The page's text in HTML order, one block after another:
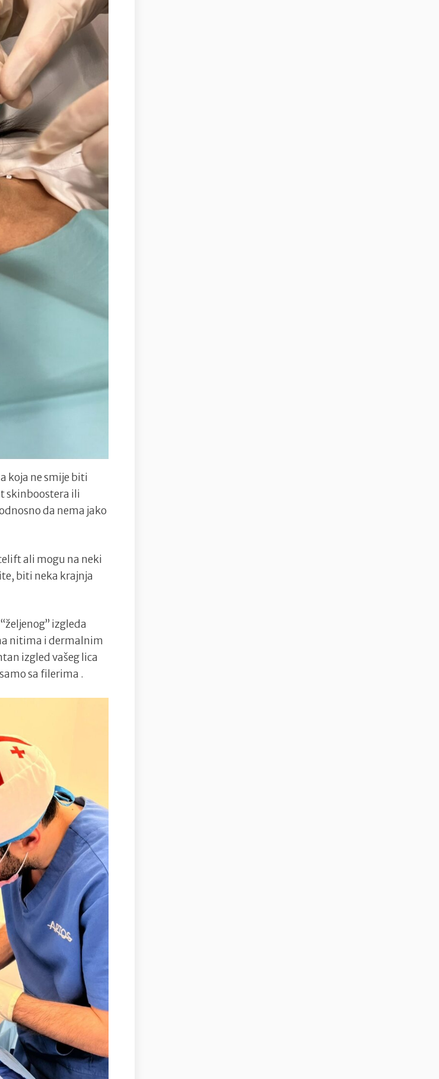
koja ne smije biti
skinboostera ili
da nema jako
ali mogu na neki
biti neka krajnja
izgleda
nitima i dermalnim
izgled vašeg lica
sa filerima .